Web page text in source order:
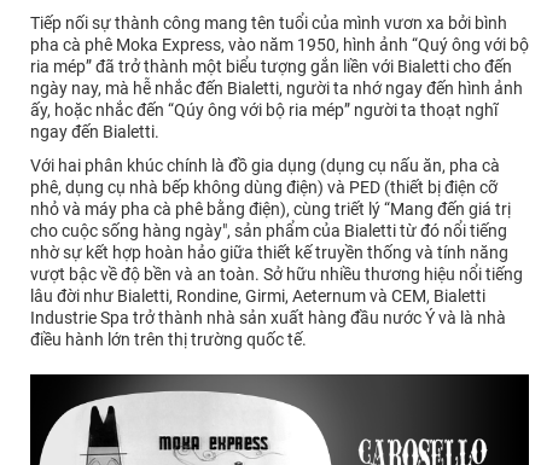
Tiếp nối sự thành công mang tên tuổi của mình vươn xa bởi bình
pha cà phê Moka Express, vào năm 1950, hình ảnh “Quý ông với bộ
ria mép” đã trở thành một biểu tượng gắn liền với Bialetti cho đến
ngày nay, mà hễ nhắc đến Bialetti, người ta nhớ ngay đến hình ảnh
ấy, hoặc nhắc đến “Qúy ông với bộ ria mép” người ta thoạt nghĩ
ngay đến Bialetti.
Với hai phân khúc chính là đồ gia dụng (dụng cụ nấu ăn, pha cà
phê, dụng cụ nhà bếp không dùng điện) và PED (thiết bị điện cỡ
nhỏ và máy pha cà phê bằng điện), cùng triết lý “Mang đến giá trị
cho cuộc sống hàng ngày", sản phẩm của Bialetti từ đó nổi tiếng
nhờ sự kết hợp hoàn hảo giữa thiết kế truyền thống và tính năng
vượt bậc về độ bền và an toàn. Sở hữu nhiều thương hiệu nổi tiếng
lâu đời như Bialetti, Rondine, Girmi, Aeternum và CEM, Bialetti
Industrie Spa trở thành nhà sản xuất hàng đầu nước Ý và là nhà
điều hành lớn trên thị trường quốc tế.